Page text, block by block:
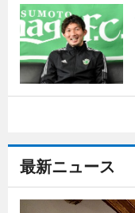
最新ニュース